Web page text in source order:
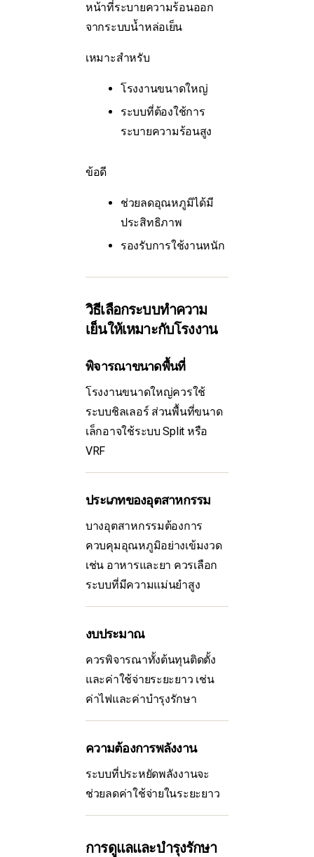
หน้าที่ระบายความร้อนออก
จากระบบน้ำหล่อเย็น
เหมาะสำหรับ
โรงงานขนาดใหญ่
ระบบที่ต้องใช้การ
ระบายความร้อนสูง
ข้อดี
ช่วยลดอุณหภูมิได้มี
ประสิทธิภาพ
รองรับการใช้งานหนัก
วิธีเลือกระบบทำความ
เย็นให้เหมาะกับโรงงาน
พิจารณาขนาดพื้นที่
โรงงานขนาดใหญ่ควรใช้
ระบบชิลเลอร์ ส่วนพื้นที่ขนาด
เล็กอาจใช้ระบบ Split หรือ
VRF
ประเภทของอุตสาหกรรม
บางอุตสาหกรรมต้องการ
ควบคุมอุณหภูมิอย่างเข้มงวด
เช่น อาหารและยา ควรเลือก
ระบบที่มีความแม่นยำสูง
งบประมาณ
ควรพิจารณาทั้งต้นทุนติดตั้ง
และค่าใช้จ่ายระยะยาว เช่น
ค่าไฟและค่าบำรุงรักษา
ความต้องการพลังงาน
ระบบที่ประหยัดพลังงานจะ
ช่วยลดค่าใช้จ่ายในระยะยาว
การดูแลและบำรุงรักษา